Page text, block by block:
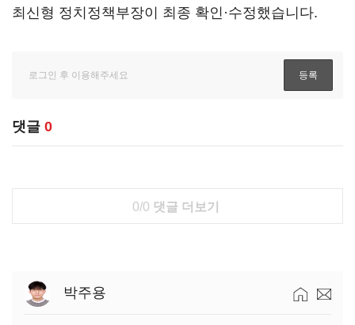
최신형 정치정책부장이 최종 확인·수정했습니다.
댓글 0
0/0 댓글 더보기
박주용